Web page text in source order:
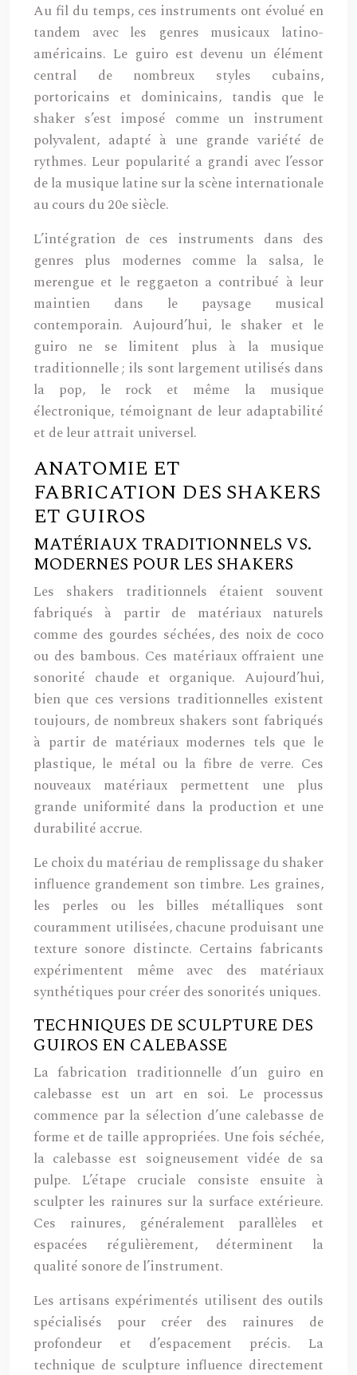
Au fil du temps, ces instruments ont évolué en
tandem avec les genres musicaux latino-
américains. Le guiro est devenu un élément
central de nombreux styles cubains,
portoricains et dominicains, tandis que le
shaker s’est imposé comme un instrument
polyvalent, adapté à une grande variété de
rythmes. Leur popularité a grandi avec l’essor
de la musique latine sur la scène internationale
au cours du 20e siècle.
L’intégration de ces instruments dans des
genres plus modernes comme la salsa, le
merengue et le reggaeton a contribué à leur
maintien dans le paysage musical
contemporain. Aujourd’hui, le shaker et le
guiro ne se limitent plus à la musique
traditionnelle ; ils sont largement utilisés dans
la pop, le rock et même la musique
électronique, témoignant de leur adaptabilité
et de leur attrait universel.
ANATOMIE ET
FABRICATION DES SHAKERS
ET GUIROS
MATÉRIAUX TRADITIONNELS VS.
MODERNES POUR LES SHAKERS
Les shakers traditionnels étaient souvent
fabriqués à partir de matériaux naturels
comme des gourdes séchées, des noix de coco
ou des bambous. Ces matériaux offraient une
sonorité chaude et organique. Aujourd’hui,
bien que ces versions traditionnelles existent
toujours, de nombreux shakers sont fabriqués
à partir de matériaux modernes tels que le
plastique, le métal ou la fibre de verre. Ces
nouveaux matériaux permettent une plus
grande uniformité dans la production et une
durabilité accrue.
Le choix du matériau de remplissage du shaker
influence grandement son timbre. Les graines,
les perles ou les billes métalliques sont
couramment utilisées, chacune produisant une
texture sonore distincte. Certains fabricants
expérimentent même avec des matériaux
synthétiques pour créer des sonorités uniques.
TECHNIQUES DE SCULPTURE DES
GUIROS EN CALEBASSE
La fabrication traditionnelle d’un guiro en
calebasse est un art en soi. Le processus
commence par la sélection d’une calebasse de
forme et de taille appropriées. Une fois séchée,
la calebasse est soigneusement vidée de sa
pulpe. L’étape cruciale consiste ensuite à
sculpter les rainures sur la surface extérieure.
Ces rainures, généralement parallèles et
espacées régulièrement, déterminent la
qualité sonore de l’instrument.
Les artisans expérimentés utilisent des outils
spécialisés pour créer des rainures de
profondeur et d’espacement précis. La
technique de sculpture influence directement